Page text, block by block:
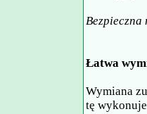
Łatwa
Wymiana
tę